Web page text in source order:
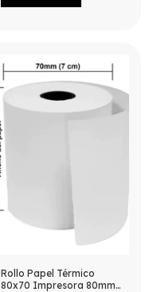
Rollo Papel Térmico
80x70 Impresora 80mm